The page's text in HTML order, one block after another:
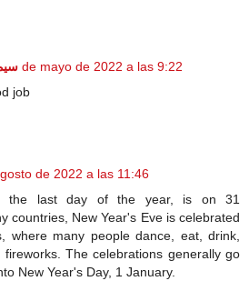
14 de mayo de 2022 a las 9:22
job
de 2022 a las 11:46
the last day of the year, is on 31
countries, New Year's Eve is celebrated
where many people dance, eat, drink,
The celebrations generally go
New Year's Day, 1 January.